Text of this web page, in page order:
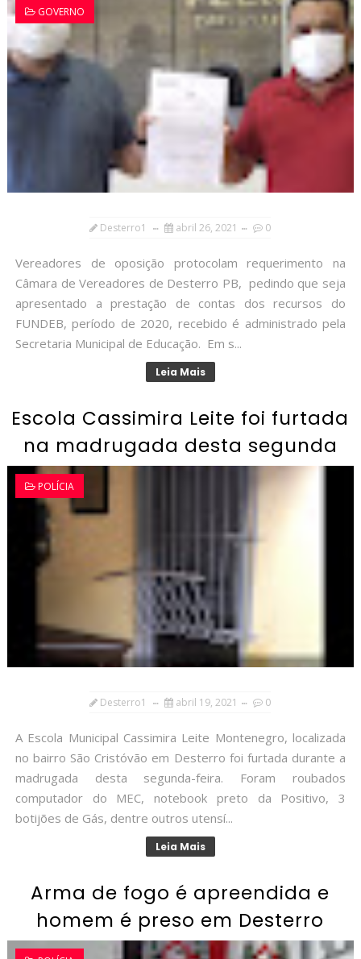
GOVERNO
Desterro1 abril 26, 2021 0
Vereadores de oposição protocolam requerimento na
Câmara de Vereadores de Desterro PB, pedindo que seja
apresentado a prestação de contas dos recursos do
FUNDEB, período de 2020, recebido é administrado pela
Secretaria Municipal de Educação. Em s...
Leia Mais
Escola Cassimira Leite foi furtada
na madrugada desta segunda
POLÍCIA
Desterro1 abril 19, 2021 0
A Escola Municipal Cassimira Leite Montenegro, localizada
no bairro São Cristóvão em Desterro foi furtada durante a
madrugada desta segunda-feira. Foram roubados
computador do MEC, notebook preto da Positivo, 3
botijões de Gás, dentre outros utensí...
Leia Mais
Arma de fogo é apreendida e
homem é preso em Desterro